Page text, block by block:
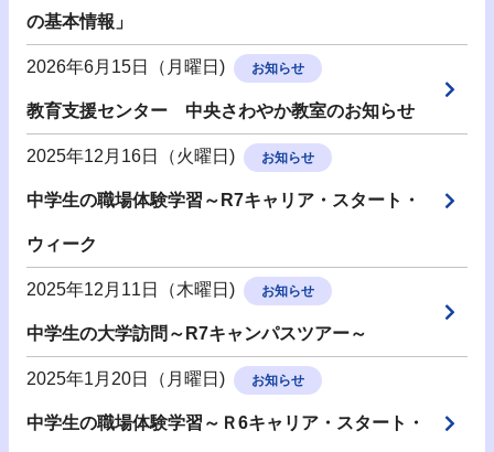
の基本情報」
2026年6月15日（月曜日) お知らせ
教育支援センター 中央さわやか教室のお知らせ
2025年12月16日（火曜日) お知らせ
中学生の職場体験学習～R7キャリア・スタート・
ウィーク
2025年12月11日（木曜日) お知らせ
中学生の大学訪問～R7キャンパスツアー～
2025年1月20日（月曜日) お知らせ
中学生の職場体験学習～Ｒ6キャリア・スタート・